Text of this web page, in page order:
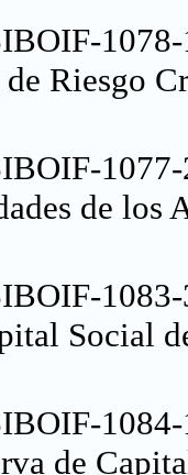
Riesgo
de los
Social
de